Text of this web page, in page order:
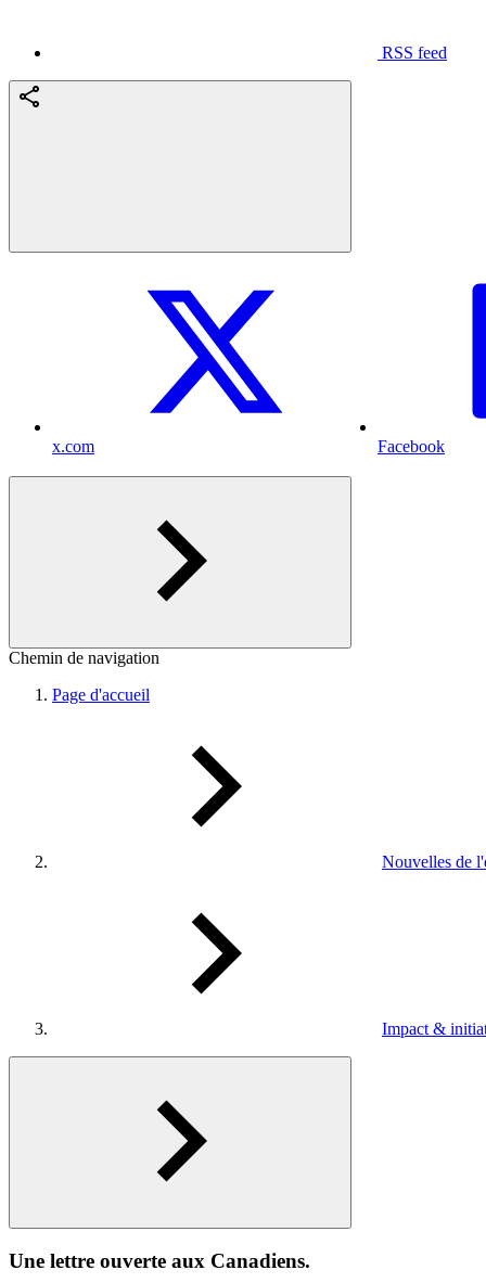
RSS feed
x.com Facebook
Chemin de navigation
Page d'accueil
Nouvelles de
Impact &
Une lettre ouverte aux Canadiens.